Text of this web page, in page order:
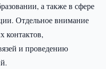
а также в сфере
Отдельное внимание
контактов,
и проведению